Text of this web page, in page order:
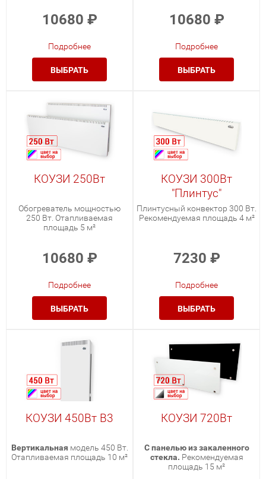
10680 ₽
Подробнее
ВЫБРАТЬ
10680 ₽
Подробнее
ВЫБРАТЬ
КОУЗИ 250Вт
Обогреватель мощностью
250 Вт. Отапливаемая
площадь 5 м²
10680 ₽
Подробнее
ВЫБРАТЬ
КОУЗИ 300Вт
"Плинтус"
Плинтусный конвектор 300 Вт.
Рекомендуемая площадь 4 м²
7230 ₽
Подробнее
ВЫБРАТЬ
КОУЗИ 450Вт В3
Вертикальная модель 450 Вт.
Отапливаемая площадь 10 м²
КОУЗИ 720Вт
С панелью из закаленного
стекла. Рекомендуемая
площадь 15 м²